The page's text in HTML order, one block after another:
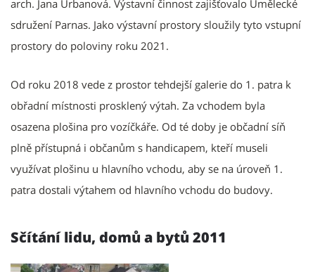
arch. Jana Urbanová. Výstavní činnost zajišťovalo Umělecké
sdružení Parnas. Jako výstavní prostory sloužily tyto vstupní
prostory do poloviny roku 2021.
Od roku 2018 vede z prostor tehdejší galerie do 1. patra k
obřadní místnosti prosklený výtah. Za vchodem byla
osazena plošina pro vozíčkáře. Od té doby je občadní síň
plně přístupná i občanům s handicapem, kteří museli
využívat plošinu u hlavního vchodu, aby se na úroveň 1.
patra dostali výtahem od hlavního vchodu do budovy.
Sčítání lidu, domů a bytů 2011